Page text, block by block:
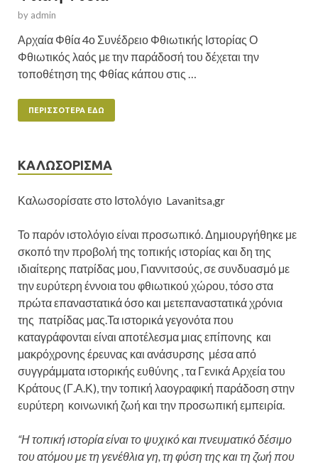
by admin
Αρχαία Φθία 4ο Συνέδρειο Φθιωτικής Ιστορίας Ο
Φθιωτικός λαός με την παράδοσή του δέχεται την
τοποθέτηση της Φθίας κάπου στις …
ΠΕΡΙΣΣΌΤΕΡΑ ΕΔΏ
ΚΑΛΩΣΟΡΙΣΜΑ
Καλωσορίσατε στο Ιστολόγιο Lavanitsa,gr
Το παρόν ιστολόγιο είναι προσωπικό. Δημιουργήθηκε με
σκοπό την προβολή της τοπικής ιστορίας και δη της
ιδιαίτερης πατρίδας μου, Γιαννιτσούς, σε συνδυασμό με
την ευρύτερη έννοια του φθιωτικού χώρου, τόσο στα
πρώτα επαναστατικά όσο και μετεπαναστατικά χρόνια
της πατρίδας μας.Τα ιστορικά γεγονότα που
καταγράφονται είναι αποτέλεσμα μιας επίπονης και
μακρόχρονης έρευνας και ανάσυρσης μέσα από
συγγράμματα ιστορικής ευθύνης , τα Γενικά Αρχεία του
Κράτους (Γ.Α.Κ), την τοπική λαογραφική παράδοση στην
ευρύτερη κοινωνική ζωή και την προσωπική εμπειρία.
“Η τοπική ιστορία είναι το ψυχικό και πνευματικό δέσιμο
του ατόμου με τη γενέθλια γη, τη φύση της και τη ζωή που